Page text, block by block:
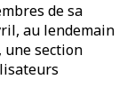
de sa
au lendemain
une section